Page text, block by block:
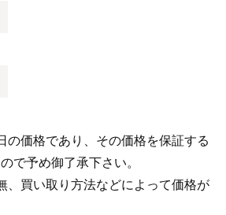
の価格であり、その価格を保証する
で予め御了承下さい。
、買い取り方法などによって価格が